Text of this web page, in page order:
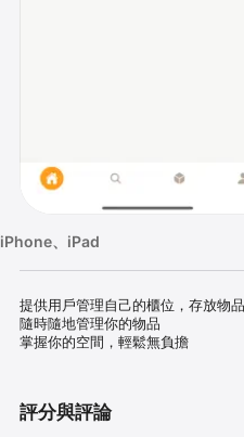
iPhone、iPad
提供用戶管理自己的櫃位，存放物品
隨時隨地管理你的物品
掌握你的空間，輕鬆無負擔
評分與評論